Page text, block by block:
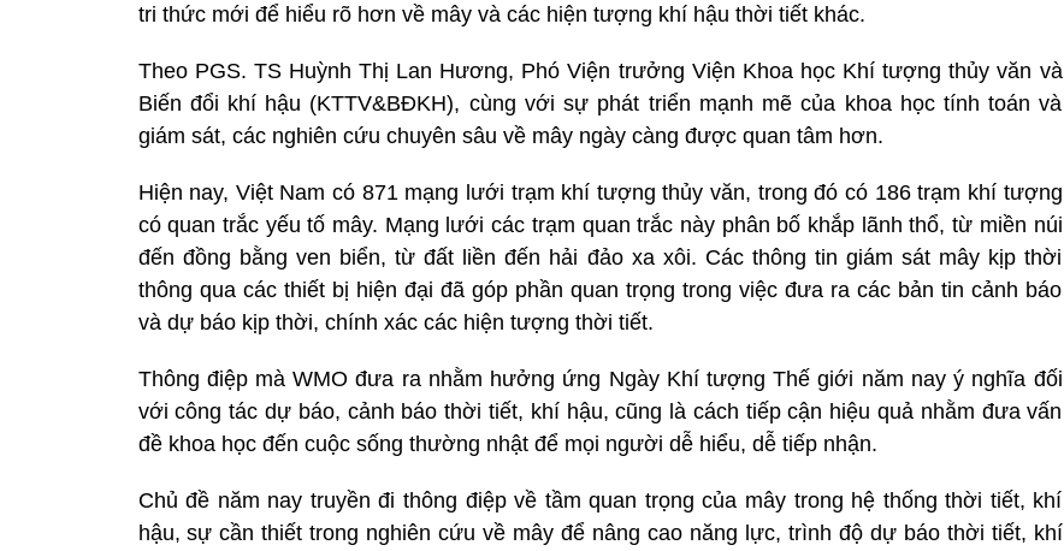
tri thức mới để hiểu rõ hơn về mây và các hiện tượng khí hậu thời tiết khác.
Theo PGS. TS Huỳnh Thị Lan Hương, Phó Viện trưởng Viện Khoa học Khí tượng thủy văn và
Biến đổi khí hậu (KTTV&BĐKH), cùng với sự phát triển mạnh mẽ của khoa học tính toán và
giám sát, các nghiên cứu chuyên sâu về mây ngày càng được quan tâm hơn.
Hiện nay, Việt Nam có 871 mạng lưới trạm khí tượng thủy văn, trong đó có 186 trạm khí tượng
có quan trắc yếu tố mây. Mạng lưới các trạm quan trắc này phân bố khắp lãnh thổ, từ miền núi
đến đồng bằng ven biển, từ đất liền đến hải đảo xa xôi. Các thông tin giám sát mây kịp thời
thông qua các thiết bị hiện đại đã góp phần quan trọng trong việc đưa ra các bản tin cảnh báo
và dự báo kịp thời, chính xác các hiện tượng thời tiết.
Thông điệp mà WMO đưa ra nhằm hưởng ứng Ngày Khí tượng Thế giới năm nay ý nghĩa đối
với công tác dự báo, cảnh báo thời tiết, khí hậu, cũng là cách tiếp cận hiệu quả nhằm đưa vấn
đề khoa học đến cuộc sống thường nhật để mọi người dễ hiểu, dễ tiếp nhận.
Chủ đề năm nay truyền đi thông điệp về tầm quan trọng của mây trong hệ thống thời tiết, khí
hậu, sự cần thiết trong nghiên cứu về mây để nâng cao năng lực, trình độ dự báo thời tiết, khí